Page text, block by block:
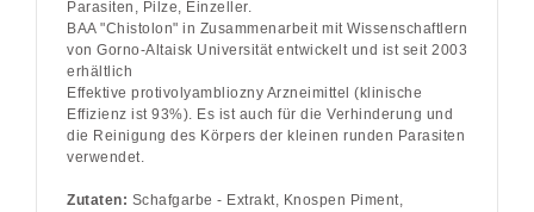
Parasiten, Pilze, Einzeller.
BAA "Chistolon" in Zusammenarbeit mit Wissenschaftlern
von Gorno-Altaisk Universität entwickelt und ist seit 2003
erhältlich
Effektive protivolyambliozny Arzneimittel (klinische
Effizienz ist 93%). Es ist auch für die Verhinderung und
die Reinigung des Körpers der kleinen runden Parasiten
verwendet.
Zutaten: Schafgarbe - Extrakt, Knospen Piment,